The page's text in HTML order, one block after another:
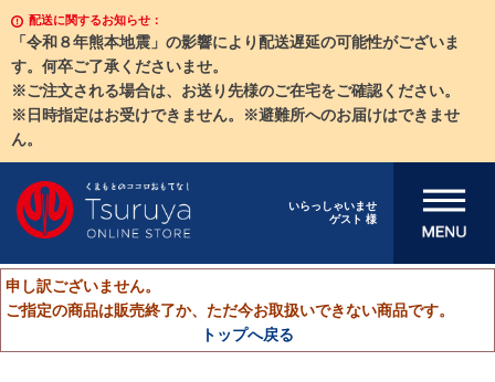
配送に関するお知らせ：
「令和８年熊本地震」の影響により配送遅延の可能性がございま
す。何卒ご了承くださいませ。
※ご注文される場合は、お送り先様のご在宅をご確認ください。
※日時指定はお受けできません。※避難所へのお届けはできませ
ん。
いらっしゃいませ
ゲスト 様
メニューを開
申し訳ございません。
ご指定の商品は販売終了か、ただ今お取扱いできない商品です。
トップへ戻る